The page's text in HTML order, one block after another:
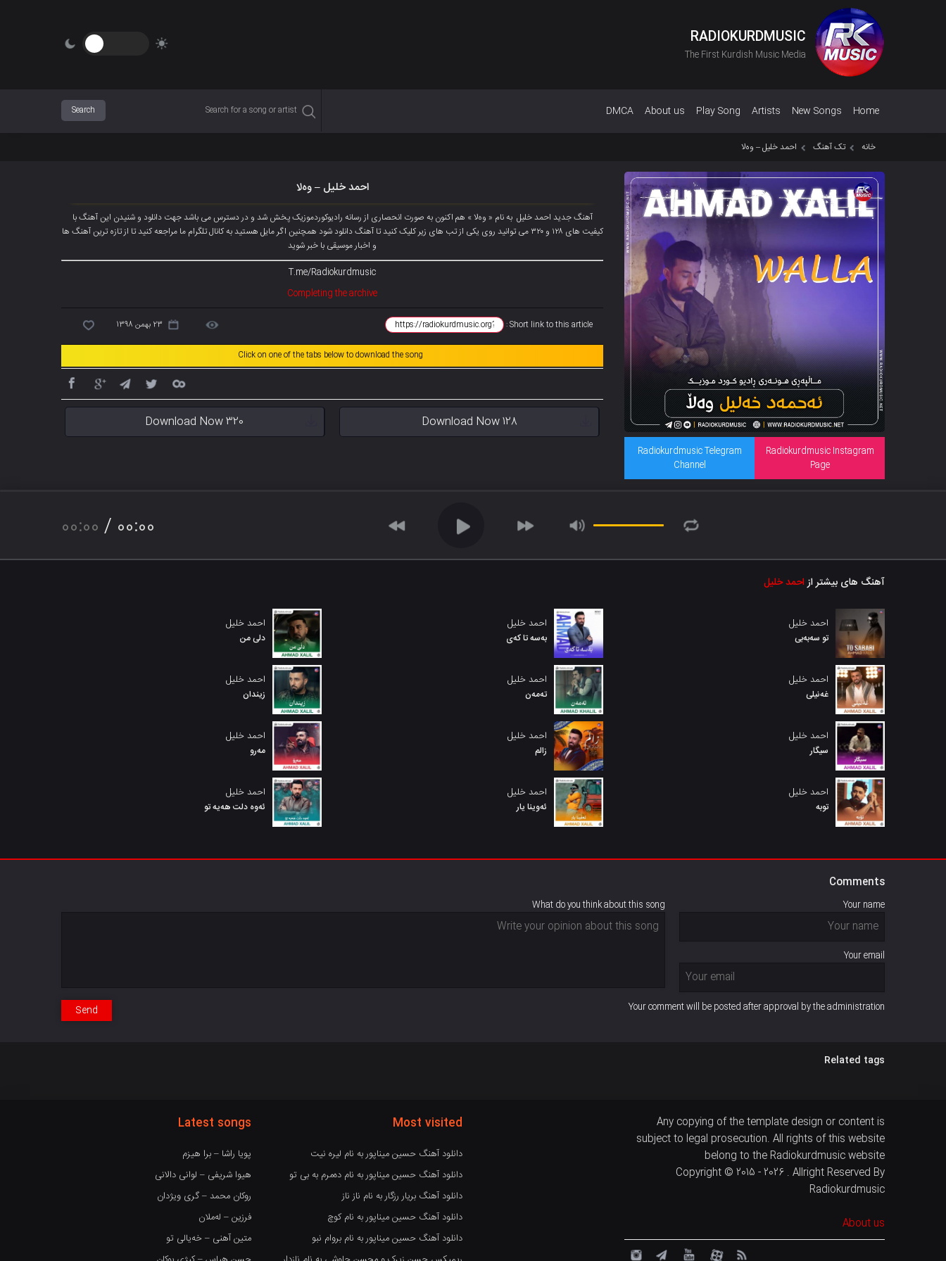
RADIOKURDMUSIC
The First Kurdish Music Media
Home
New Songs
Artists
Play Song
About us
DMCA
خانه تک آهنگ احمد خلیل – وەلا
Radiokurdmusic Instagram
Page
Radiokurdmusic Telegram
Channel
احمد خلیل – وەلا
آهنگ جدید احمد خلیل به نام « وەلا » هم اکنون به صورت انحصاری از رسانه رادیوکوردموزیک پخش شد و در دسترس می باشد جهت دانلود و شنیدن این آهنگ با
کیفیت های ۱۲۸ و ۳۲۰ می توانید روی یکی از تب های زیر کلیک کنید تا آهنگ دانلود شود همچنین اگر مایل هستید به کانال تلگرام ما مراجعه کنید تا از تازه ترین آهنگ ها
و اخبار موسیقی با خبر شوید
T.me/Radiokurdmusic
Completing the archive
Short link to this article : 23 بهمن 1398
Click on one of the tabs below to download the song
Download Now 128
Download Now 320
00:00 / 00:00
آهنگ های بیشتر ازاحمد خلیل
احمد خلیل
تو سەبەبی
احمد خلیل
بەسە تا کەی
احمد خلیل
دلی من
احمد خلیل
غەنیلی
احمد خلیل
تەمەن
احمد خلیل
زیندان
احمد خلیل
سیگار
احمد خلیل
زالم
احمد خلیل
مەرو
احمد خلیل
توبه
احمد خلیل
ئەوینا یار
احمد خلیل
ئەوە دلت هەیە تو
Comments
Your name
Your email
What do you think about this song
Your comment will be posted after approval by the administration
Send
Related tags
Any copying of the template design or content is
subject to legal prosecution. All rights of this website
belong to the Radiokurdmusic website
Copyright © 2015 - 2026 . Allright Reserved By
Radiokurdmusic
About us
Most visited
دانلود آهنگ حسین میناپور به نام لیره نیت
دانلود آهنگ حسین میناپور به نام دەمرم بە بی تو
دانلود آهنگ بریار رزگار به نام ناز ناز
دانلود آهنگ حسین میناپور به نام کوچ
دانلود آهنگ حسین میناپور به نام بروام نبو
Latest songs
پویا راشا – برا هیزم
هیوا شریفی – لوانی دالانی
روکان محمد – گری ویژدان
فرزین – لەملان
متین آهنی – خەیالی تو